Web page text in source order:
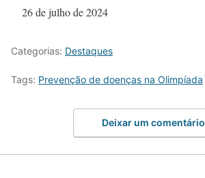
Data
26 de julho de 2024
Categorias: Destaques
Tags: Prevenção de doenças na Olimpíada
Deixar um comentário